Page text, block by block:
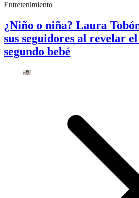
Entretenimiento
¿Niño o niña? Laura
sus seguidores al revelar el
segundo bebé